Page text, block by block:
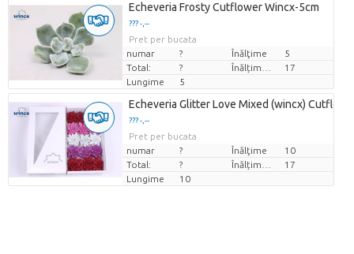
Echeveria Frosty Cutflower Wincx-5cm
??? -,--
Pret per bucata
numar
? Înălţime
5
Total:
?
17
Lungime
5
Echeveria Glitter Love Mixed (wincx)
??? -,--
Pret per bucata
numar
? Înălţime
10
Total:
?
17
Lungime
10